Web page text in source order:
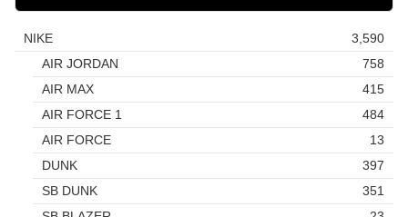
NIKE
3,590
AIR JORDAN
758
AIR MAX
415
AIR FORCE 1
484
AIR FORCE
13
DUNK
397
SB DUNK
351